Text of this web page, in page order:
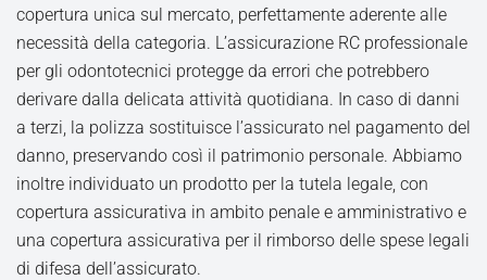
copertura unica sul mercato, perfettamente aderente alle
necessità della categoria. L’assicurazione RC professionale
per gli odontotecnici protegge da errori che potrebbero
derivare dalla delicata attività quotidiana. In caso di danni
a terzi, la polizza sostituisce l’assicurato nel pagamento del
danno, preservando così il patrimonio personale. Abbiamo
inoltre individuato un prodotto per la tutela legale, con
copertura assicurativa in ambito penale e amministrativo e
una copertura assicurativa per il rimborso delle spese legali
di difesa dell’assicurato.